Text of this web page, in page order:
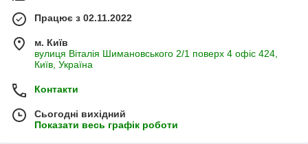
Працює з 02.11.2022
м. Київ
вулиця Віталія Шимановського 2/1 поверх 4 офіс 424,
Київ, Україна
Контакти
Сьогодні вихідний
Показати весь графік роботи